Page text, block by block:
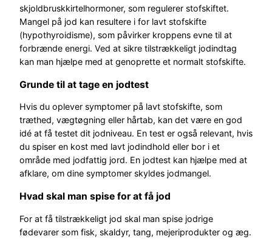
skjoldbruskkirtelhormoner, som regulerer stofskiftet.
Mangel på jod kan resultere i for lavt stofskifte
(hypothyroidisme), som påvirker kroppens evne til at
forbrænde energi. Ved at sikre tilstrækkeligt jodindtag
kan man hjælpe med at genoprette et normalt stofskifte.
Grunde til at tage en jodtest
Hvis du oplever symptomer på lavt stofskifte, som
træthed, vægtøgning eller hårtab, kan det være en god
idé at få testet dit jodniveau. En test er også relevant, hvis
du spiser en kost med lavt jodindhold eller bor i et
område med jodfattig jord. En jodtest kan hjælpe med at
afklare, om dine symptomer skyldes jodmangel.
Hvad skal man spise for at få jod
For at få tilstrækkeligt jod skal man spise jodrige
fødevarer som fisk, skaldyr, tang, mejeriprodukter og æg.